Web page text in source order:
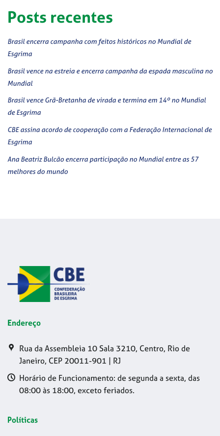
Posts recentes
Brasil encerra campanha com feitos históricos no Mundial de
Esgrima
Brasil vence na estreia e encerra campanha da espada masculina no
Mundial
Brasil vence Grã-Bretanha de virada e termina em 14º no Mundial
de Esgrima
CBE assina acordo de cooperação com a Federação Internacional de
Esgrima
Ana Beatriz Bulcão encerra participação no Mundial entre as 57
melhores do mundo
Endereço
Rua da Assembleia 10 Sala 3210, Centro, Rio de
Janeiro, CEP 20011-901 | RJ
Horário de Funcionamento: de segunda a sexta, das
08:00 às 18:00, exceto feriados.
Políticas